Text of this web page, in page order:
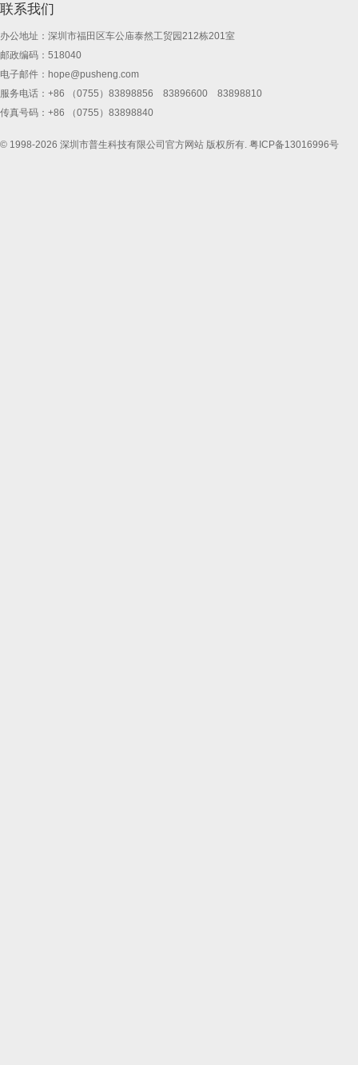
联系我们
办公地址：深圳市福田区车公庙泰然工贸园212栋201室
邮政编码：518040
电子邮件： hope@pusheng.com
服务电话：+86 （0755）83898856 83896600 83898810
传真号码：+86 （0755）83898840
© 1998-2026 深圳市普生科技有限公司官方网站 版权所有. 粤ICP备13016996号